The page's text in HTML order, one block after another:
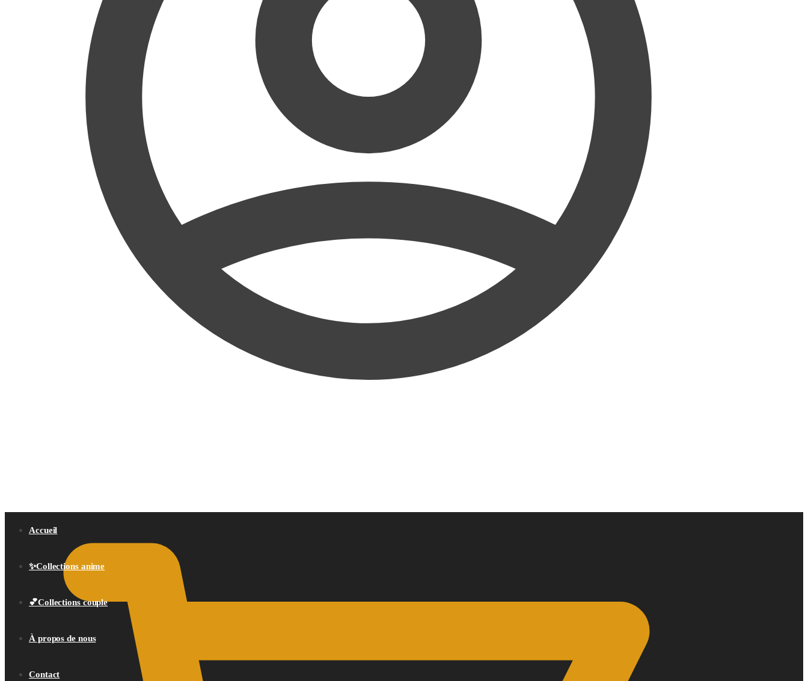
Accueil
✨Collections anime
💕Collections couple
À propos de nous
Contact